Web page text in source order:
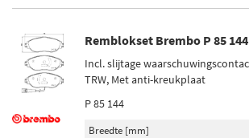
Remblokset Brembo P 85 144
Incl. slijtage
TRW, Met anti-kreukplaat
P 85 144
Breedte [mm]